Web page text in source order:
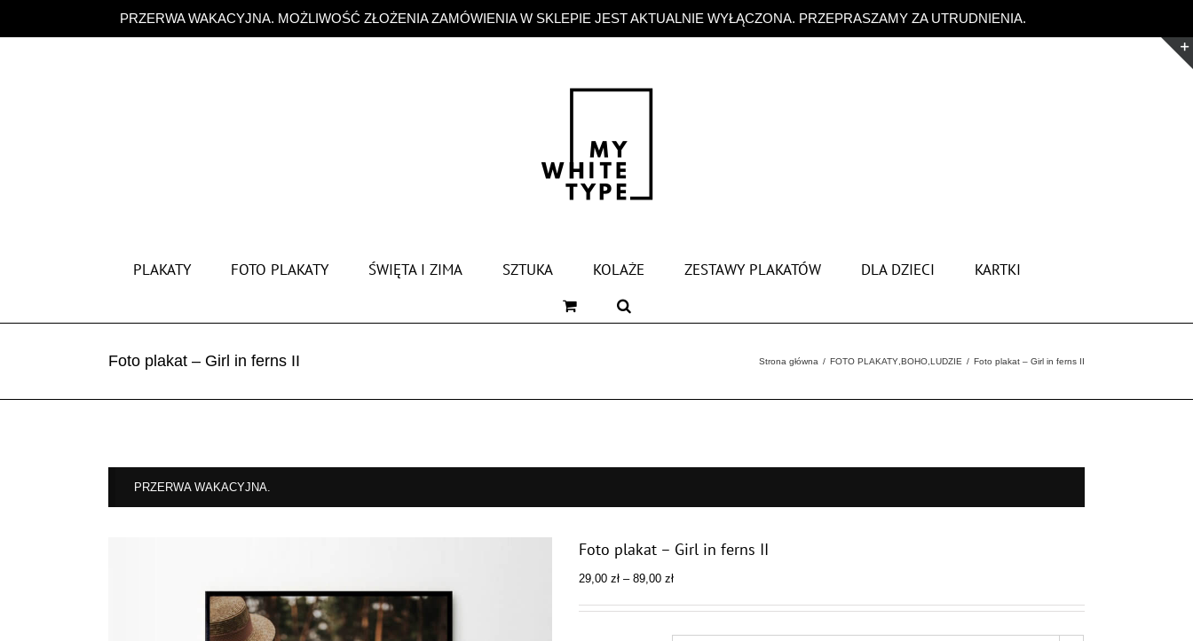
PRZERWA WAKACYJNA. MOŻLIWOŚĆ ZŁOŻENIA ZAMÓWIENIA W SKLEPIE JEST AKTUALNIE WYŁĄCZONA. PRZEPRASZAMY ZA UTRUDNIENIA.
zawartości
PLAKATY FOTO PLAKATY ŚWIĘTA I ZIMA SZTUKA KOLAŻE ZESTAWY PLAKATÓW DLA DZIECI KARTKI
Foto plakat – Girl in ferns II Strona główna FOTO PLAKATY BOHO LUDZIE Foto plakat – Girl in ferns II
PRZERWA WAKACYJNA.
Foto plakat – Girl in ferns II
29,00 zł – 89,00 złZakres
od